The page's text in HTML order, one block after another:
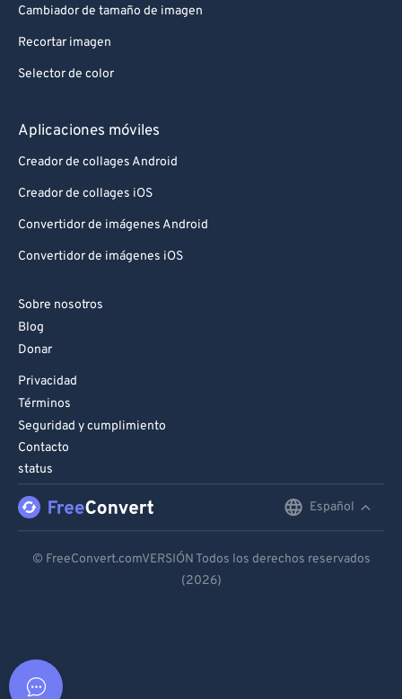
Cambiador de tamaño de imagen
Recortar imagen
Selector de color
Aplicaciones móviles
Creador de collages Android
Creador de collages iOS
Convertidor de imágenes Android
Convertidor de imágenes iOS
Sobre nosotros
Blog
Donar
Privacidad
Términos
Seguridad y cumplimiento
Contacto
status
Español
Español
© FreeConvert.comVERSIÓN Todos los derechos reservados
(2026)